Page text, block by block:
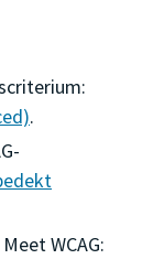
.
WCAG: